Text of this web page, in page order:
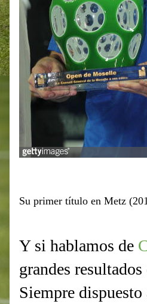
Su primer título en Metz
Y si hablamos de
grandes
Siempre